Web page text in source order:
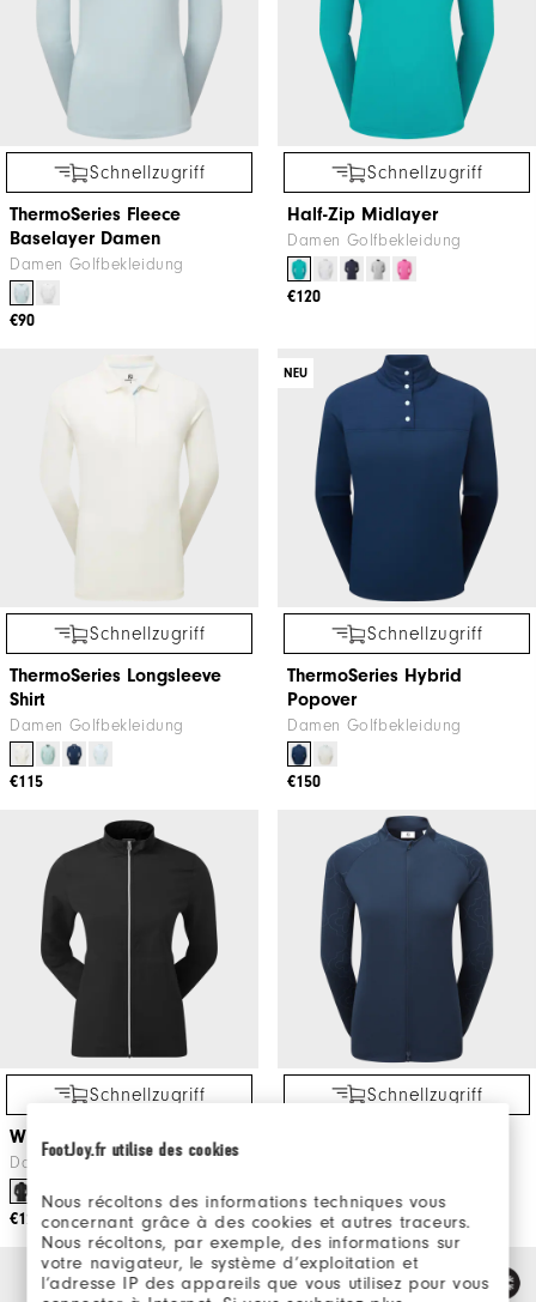
FootJoy.fr utilise des cookies
Nous récoltons des informations techniques vous
concernant grâce à des cookies et autres traceurs.
Nous récoltons, par exemple, des informations sur
votre navigateur, le système d’exploitation et
l’adresse IP des appareils que vous utilisez pour vous
Schnellzugriff
ThermoSeries Fleece
Baselayer Damen
Damen Golfbekleidung
€90
Schnellzugriff
Half-Zip Midlayer
Damen Golfbekleidung
€120
Schnellzugriff
ThermoSeries Longsleeve
Shirt
Damen Golfbekleidung
€115
NEU
Schnellzugriff
ThermoSeries Hybrid
Popover
Damen Golfbekleidung
€150
Schnellzugriff
Windjacke
Damen Golfbekleidung
€125
Schnellzugriff
€150